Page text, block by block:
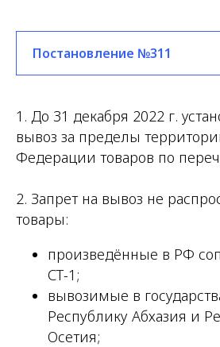
1. До 31 декабря 2022 г.
вывоз за пределы
Федерации товаров по
2. Запрет на вывоз не
товары:
произведённые в РФ
СТ-1;
вывозимые в
Республику Абхазия и
Осетия;